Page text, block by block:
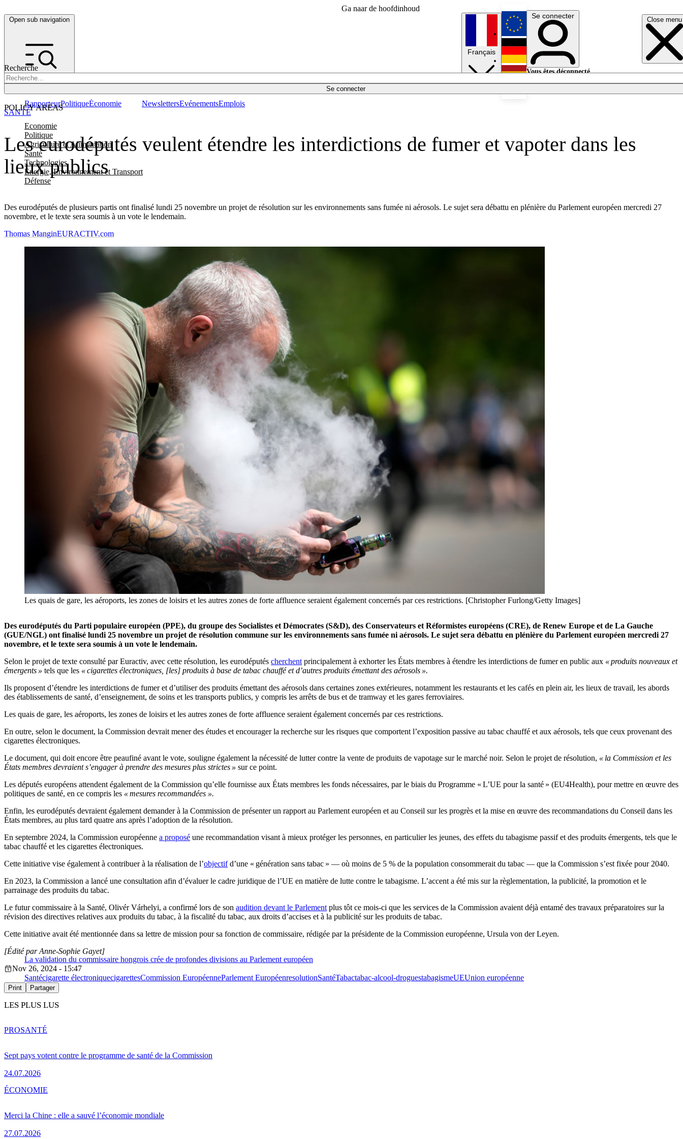
Ga naar de hoofdinhoud
Open sub navigation Close menu
Recherche
Se connecter
POLICY AREAS
Economie
Politique
Agriculture et Alimentation
Santé
Technologies
Energie, Environnement et Transport
Défense
RapporteurPolitiqueÉconomie NewslettersEvénementsEmplois
Français
English
Deutsch
Se connecter
Vous êtes déconnecté.
Les eurodéputés veulent étendre les interdictions de fumer et vapoter dans les
lieux publics
Des eurodéputés de plusieurs partis ont finalisé lundi 25 novembre un projet de résolution sur les environnements sans fumée ni aérosols. Le sujet sera débattu en plénière du Parlement européen mercredi 27
novembre, et le texte sera soumis à un vote le lendemain.
SANTÉ
Thomas ManginEURACTIV.com
Les quais de gare, les aéroports, les zones de loisirs et les autres zones de forte affluence seraient également concernés par ces restrictions. [Christopher Furlong/Getty Images]
Des eurodéputés du Parti populaire européen (PPE), du groupe des Socialistes et Démocrates (S&D), des Conservateurs et Réformistes européens (CRE), de Renew Europe et de La Gauche
(GUE/NGL) ont finalisé lundi 25 novembre un projet de résolution commune sur les environnements sans fumée ni aérosols. Le sujet sera débattu en plénière du Parlement européen mercredi 27
novembre, et le texte sera soumis à un vote le lendemain.
Selon le projet de texte consulté par Euractiv, avec cette résolution, les eurodéputés cherchent principalement à exhorter les États membres à étendre les interdictions de fumer en public aux « produits nouveaux et
émergents » tels que les « cigarettes électroniques, [les] produits à base de tabac chauffé et d’autres produits émettant des aérosols ».
Ils proposent d’étendre les interdictions de fumer et d’utiliser des produits émettant des aérosols dans certaines zones extérieures, notamment les restaurants et les cafés en plein air, les lieux de travail, les abords
des établissements de santé, d’enseignement, de soins et les transports publics, y compris les arrêts de bus et de tramway et les gares ferroviaires.
Les quais de gare, les aéroports, les zones de loisirs et les autres zones de forte affluence seraient également concernés par ces restrictions.
En outre, selon le document, la Commission devrait mener des études et encourager la recherche sur les risques que comportent l’exposition passive au tabac chauffé et aux aérosols, tels que ceux provenant des
cigarettes électroniques.
Le document, qui doit encore être peaufiné avant le vote, souligne également la nécessité de lutter contre la vente de produits de vapotage sur le marché noir. Selon le projet de résolution, « la Commission et les
États membres devraient s’engager à prendre des mesures plus strictes » sur ce point.
Les députés européens attendent également de la Commission qu’elle fournisse aux États membres les fonds nécessaires, par le biais du Programme « L’UE pour la santé » (EU4Health), pour mettre en œuvre des
politiques de santé, en ce compris les « mesures recommandées ».
Enfin, les eurodéputés devraient également demander à la Commission de présenter un rapport au Parlement européen et au Conseil sur les progrès et la mise en œuvre des recommandations du Conseil dans les
États membres, au plus tard quatre ans après l’adoption de la résolution.
En septembre 2024, la Commission européenne a proposé une recommandation visant à mieux protéger les personnes, en particulier les jeunes, des effets du tabagisme passif et des produits émergents, tels que le
tabac chauffé et les cigarettes électroniques.
Cette initiative vise également à contribuer à la réalisation de l’objectifd’une « génération sans tabac » — où moins de 5 % de la population consommerait du tabac — que la Commission s’est fixée pour 2040.
En 2023, la Commission a lancé une consultation afin d’évaluer le cadre juridique de l’UE en matière de lutte contre le tabagisme. L’accent a été mis sur la règlementation, la publicité, la promotion et le
parrainage des produits du tabac.
Le futur commissaire à la Santé, Olivér Várhelyi, a confirmé lors de son audition devant le Parlement plus tôt ce mois-ci que les services de la Commission avaient déjà entamé des travaux préparatoires sur la
révision des directives relatives aux produits du tabac, à la fiscalité du tabac, aux droits d’accises et à la publicité sur les produits de tabac.
Cette initiative avait été mentionnée dans sa lettre de mission pour sa fonction de commissaire, rédigée par la présidente de la Commission européenne, Ursula von der Leyen.
La validation du commissaire hongrois crée de profondes divisions au Parlement européen
[Édité par Anne-Sophie Gayet]
Nov 26, 2024 - 15:47
Santécigarette électroniquecigarettesCommission EuropéenneParlement EuropéenresolutionSantéTabactabac-alcool-droguestabagismeUEUnion européenne
Print Partager
LES PLUS LUS
Sept pays votent contre le programme de santé de la Commission
24.07.2026
PROSANTÉ
Merci la Chine : elle a sauvé l’économie mondiale
27.07.2026
ÉCONOMIE